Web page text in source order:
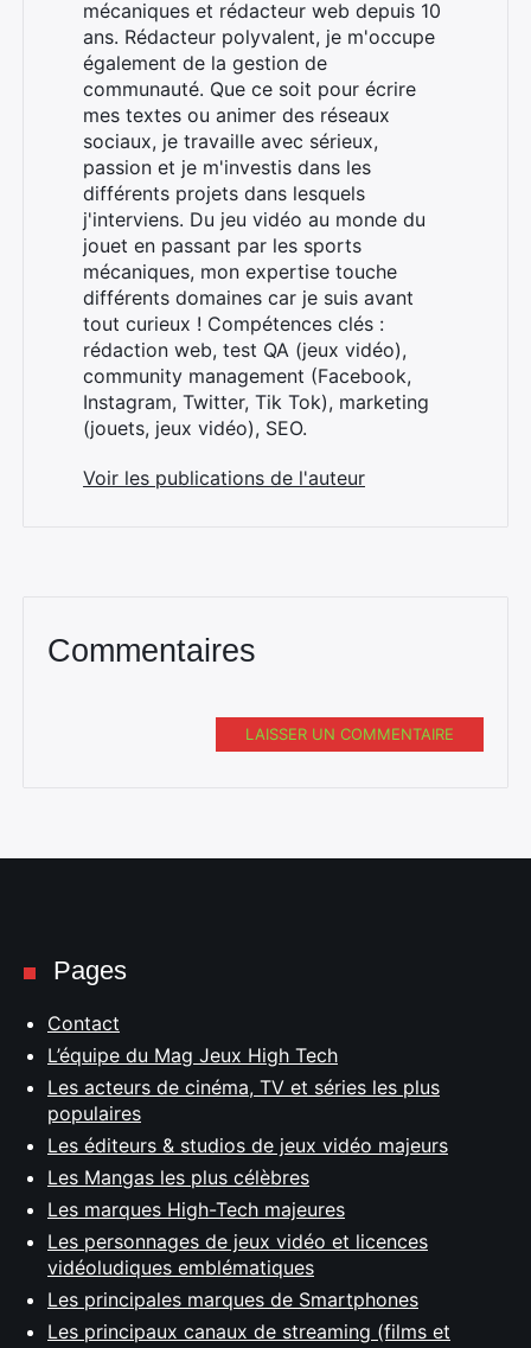
mécaniques et rédacteur web depuis 10
ans. Rédacteur polyvalent, je m'occupe
également de la gestion de
communauté. Que ce soit pour écrire
mes textes ou animer des réseaux
sociaux, je travaille avec sérieux,
passion et je m'investis dans les
différents projets dans lesquels
j'interviens. Du jeu vidéo au monde du
jouet en passant par les sports
mécaniques, mon expertise touche
différents domaines car je suis avant
tout curieux ! Compétences clés :
rédaction web, test QA (jeux vidéo),
community management (Facebook,
Instagram, Twitter, Tik Tok), marketing
(jouets, jeux vidéo), SEO.
Voir les publications de l'auteur
Commentaires
LAISSER UN COMMENTAIRE
Pages
Contact
L’équipe du Mag Jeux High Tech
Les acteurs de cinéma, TV et séries les plus
populaires
Les éditeurs & studios de jeux vidéo majeurs
Les Mangas les plus célèbres
Les marques High-Tech majeures
Les personnages de jeux vidéo et licences
vidéoludiques emblématiques
Les principales marques de Smartphones
Les principaux canaux de streaming (films et
Rechercher
: